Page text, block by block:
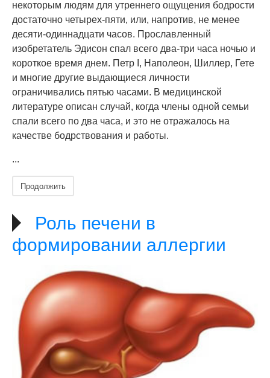
некоторым людям для утреннего ощущения бодрости
достаточно четырех-пяти, или, напротив, не менее
десяти-одиннадцати часов. Прославленный
изобретатель Эдисон спал всего два-три часа ночью и
короткое время днем. Петр I, Наполеон, Шиллер, Гете
и многие другие выдающиеся личности
ограничивались пятью часами. В медицинской
литературе описан случай, когда члены одной семьи
спали всего по два часа, и это не отражалось на
качестве бодрствования и работы.
...
Продолжить
Роль печени в
формировании аллергии